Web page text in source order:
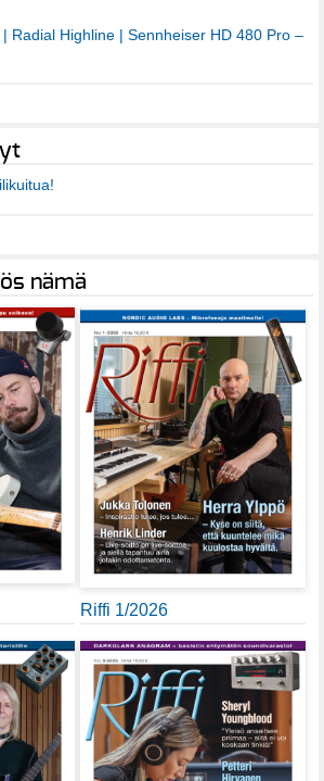
Radial Highline | Sennheiser HD 480 Pro –
nämä
Riffi 1/2026